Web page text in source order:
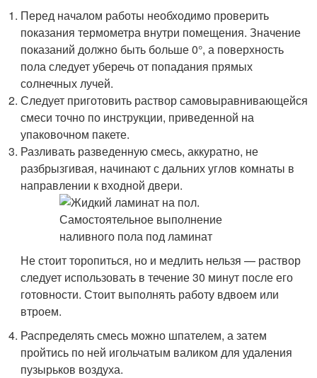
Перед началом работы необходимо проверить
показания термометра внутри помещения. Значение
показаний должно быть больше 0°, а поверхность
пола следует уберечь от попадания прямых
солнечных лучей.
Следует приготовить раствор самовыравнивающейся
смеси точно по инструкции, приведенной на
упаковочном пакете.
Разливать разведенную смесь, аккуратно, не
разбрызгивая, начинают с дальних углов комнаты в
направлении к входной двери.
Не стоит торопиться, но и медлить нельзя — раствор
следует использовать в течение 30 минут после его
готовности. Стоит выполнять работу вдвоем или
втроем.
Распределять смесь можно шпателем, а затем
пройтись по ней игольчатым валиком для удаления
пузырьков воздуха.